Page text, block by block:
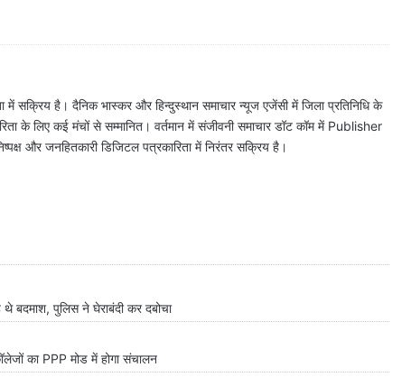
में सक्रिय है। दैनिक भास्कर और हिन्दुस्थान समाचार न्यूज एजेंसी में जिला प्रतिनिधि के
के लिए कई मंचों से सम्मानित। वर्तमान में संजीवनी समाचार डॉट कॉम में Publisher
और जनहितकारी डिजिटल पत्रकारिता में निरंतर सक्रिय है।
पुलिस ने घेराबंदी कर दबोचा
का PPP मोड में होगा संचालन